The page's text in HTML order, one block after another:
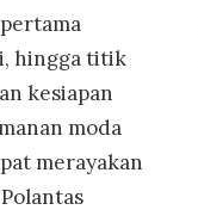
hingga titik
kesiapan
moda
merayakan